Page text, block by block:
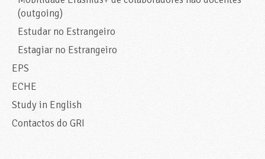
(outgoing)
Estudar no Estrangeiro
Estagiar no Estrangeiro
EPS
ECHE
Study in English
Contactos do GRI